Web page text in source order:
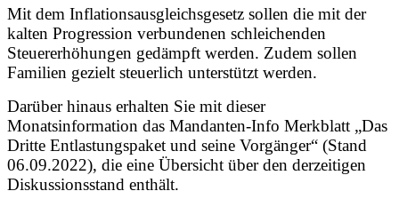
Mit dem Inflationsausgleichsgesetz sollen die mit der
kalten Progression verbundenen schleichenden
Steuererhöhungen gedämpft werden. Zudem sollen
Familien gezielt steuerlich unterstützt werden.
Darüber hinaus erhalten Sie mit dieser
Monatsinformation das Mandanten-Info Merkblatt „Das
Dritte Entlastungspaket und seine Vorgänger“ (Stand
06.09.2022), die eine Übersicht über den derzeitigen
Diskussionsstand enthält.